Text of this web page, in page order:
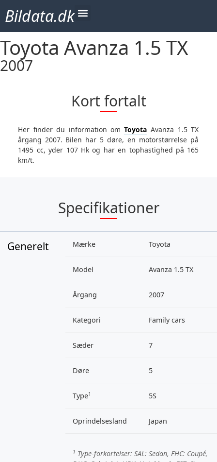
Bildata.dk
Toyota Avanza 1.5 TX
2007
Kort fortalt
Her finder du information omToyota Avanza 1.5 TX
årgang 2007. Bilen har 5 døre, en motorstørrelse på
1495 cc, yder 107 Hk og har en tophastighed på 165
km/t.
Specifikationer
Generelt Mærke Toyota
Model Avanza 1.5 TX
Årgang 2007
Kategori Family cars
Sæder 7
Døre 5
Type1 5S
Oprindelsesland Japan
1 Type-forkortelser: SAL: Sedan, FHC: Coupé,